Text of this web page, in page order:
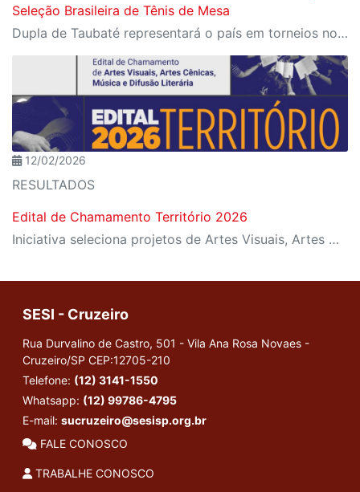
Seleção Brasileira de Tênis de Mesa
Dupla de Taubaté representará o país em torneios no Paraguai e nos Estados Unidos em 2026
12/02/2026
RESULTADOS
Edital de Chamamento Território 2026
Iniciativa seleciona projetos de Artes Visuais, Artes Cênicas, Música e Difusão Literária para ocupação dos espaços culturais da instituição em diferentes regiões de São Paulo
SESI - Cruzeiro
Rua Durvalino de Castro, 501 - Vila Ana Rosa Novaes -
Cruzeiro/SP CEP:12705-210
Telefone: (12) 3141-1550
Whatsapp: (12) 99786-4795
E-mail: sucruzeiro@sesisp.org.br
FALE CONOSCO
TRABALHE CONOSCO